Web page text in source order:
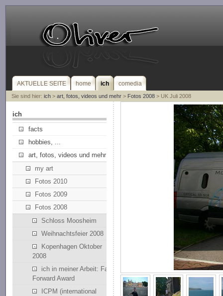
AKTUELLE SEITE home ich comedia
Sie sind hier: ich> art, fotos, videos und mehr> Fotos 2008> UK Juli 2008
ich
facts
hobbies, ...
art, fotos, videos und mehr
my art
Fotos 2010
Fotos 2009
Fotos 2008
Schloss Moosheim
Weihnachtsfeier 2008
Kopenhagen Oktober
2008
ich in meiner Arbeit: Fast
Forward Award
ICPM (international